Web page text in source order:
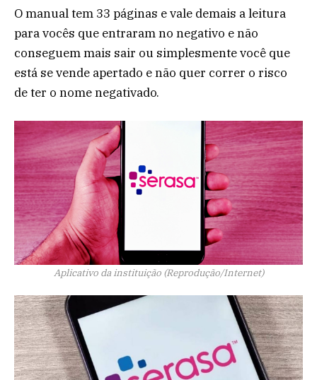
O manual tem 33 páginas e vale demais a leitura
para vocês que entraram no negativo e não
conseguem mais sair ou simplesmente você que
está se vende apertado e não quer correr o risco
de ter o nome negativado.
Aplicativo da instituição (Reprodução/Internet)